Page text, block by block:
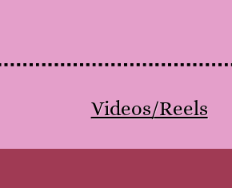
Videos/Reels